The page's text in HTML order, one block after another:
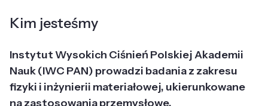
Kim jesteśmy
Instytut Wysokich Ciśnień Polskiej Akademii
Nauk (IWC PAN) prowadzi badania z zakresu
fizyki i inżynierii materiałowej, ukierunkowane
na zastosowania przemysłowe.